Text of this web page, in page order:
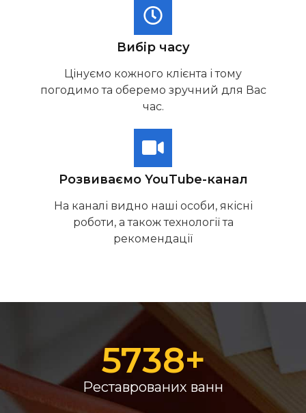
Вибір часу
Цінуємо кожного клієнта і тому
погодимо та оберемо зручний для Вас
час.
Розвиваємо YouTube-канал
На каналі видно наші особи, якісні
роботи, а також технології та
рекомендації
Реставрованих ванн
5738+